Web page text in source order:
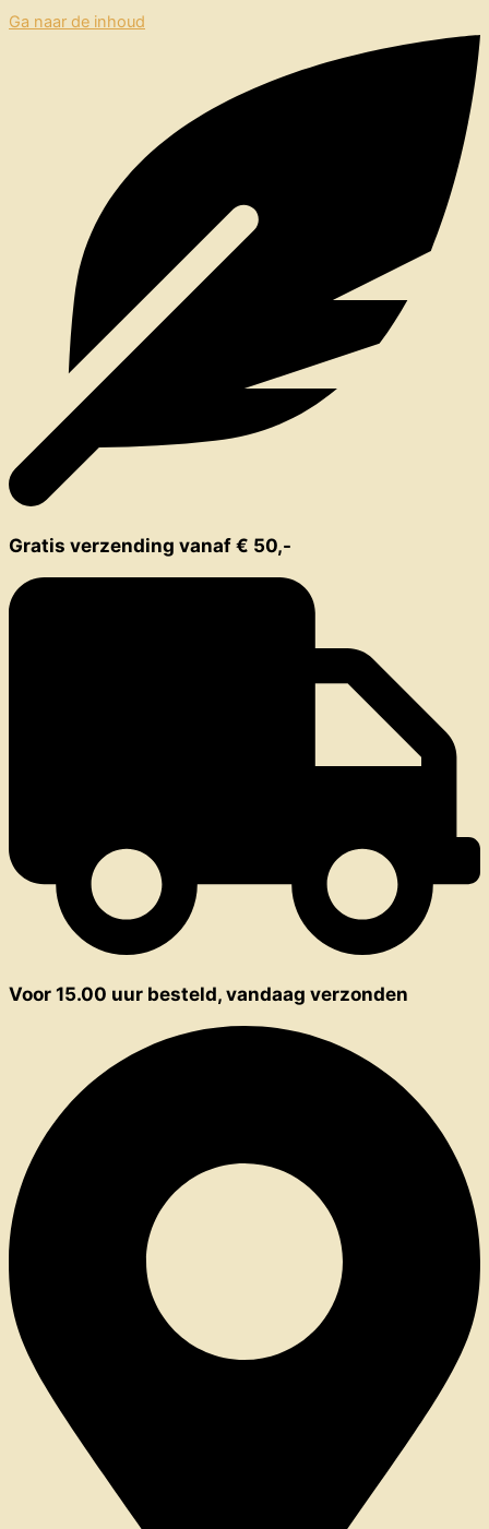
Ga naar de inhoud
Gratis verzending vanaf € 50,-
Voor 15.00 uur besteld, vandaag verzonden